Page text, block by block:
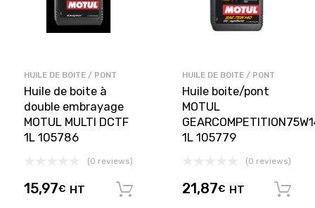
HUILE DE BOITE / PONT
Huile de boite à
double embrayage
MOTUL MULTI DCTF
1L 105786
(0 reviews)
15,97€ HT Ajouter au panier
HUILE DE BOITE / PONT
Huile boite/pont
MOTUL
1L 105779
(0 reviews)
21,87€ HT